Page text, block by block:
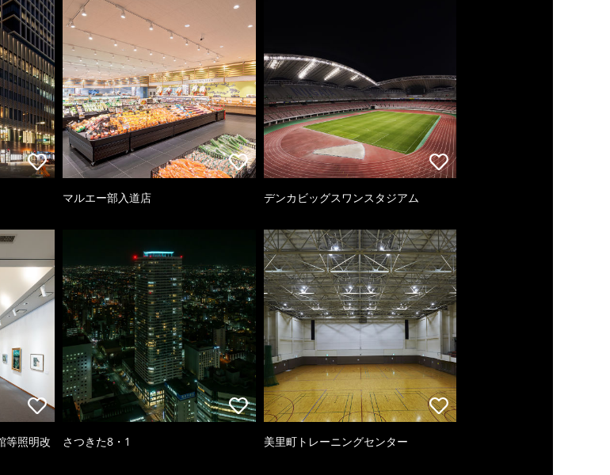
マルエー部入道店 デンカビッグスワンスタジアム
等照明改
さつきた8・1 美里町トレーニングセンター